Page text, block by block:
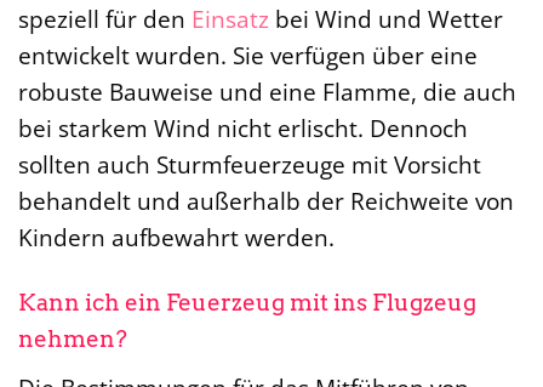
speziell für den Einsatz bei Wind und Wetter
entwickelt wurden. Sie verfügen über eine
robuste Bauweise und eine Flamme, die auch
bei starkem Wind nicht erlischt. Dennoch
sollten auch Sturmfeuerzeuge mit Vorsicht
behandelt und außerhalb der Reichweite von
Kindern aufbewahrt werden.
Kann ich ein Feuerzeug mit ins Flugzeug
nehmen?